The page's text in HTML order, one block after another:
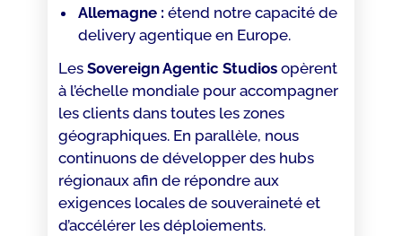
Allemagne : étend notre capacité de
delivery agentique en Europe.
Les Sovereign Agentic Studiosopèrent
à l’échelle mondiale pour accompagner
les clients dans toutes les zones
géographiques. En parallèle, nous
continuons de développer des hubs
régionaux afin de répondre aux
exigences locales de souveraineté et
d’accélérer les déploiements.